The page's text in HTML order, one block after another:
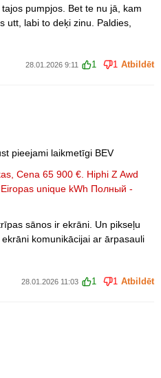
pumpjos. Bet te nu jā, kam
utt, labi to deķi zinu. Paldies,
28.01.2026 9:11 1 1 Atbildēt
pieejami laikmetīgi BEV
Cena 65 900 €. Hiphi Z Awd
unique kWh Полный -
sānos ir ekrāni. Un pikseļu
komunikācijai ar ārpasauli
28.01.2026 11:03 1 1 Atbildēt